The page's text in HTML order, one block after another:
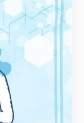
由
ートの枠を超
果たしていま
域イベントや
ケーションが